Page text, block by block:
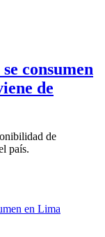
consumen
de
de
país.